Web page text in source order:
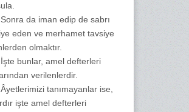
da iman edip de sabrı
eden ve merhamet tavsiye
olmaktır.
bunlar, amel defterleri
verilenlerdir.
tanımayanlar ise,
işte amel defterleri